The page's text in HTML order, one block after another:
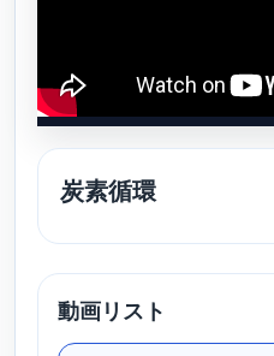
炭素循環
動画リスト